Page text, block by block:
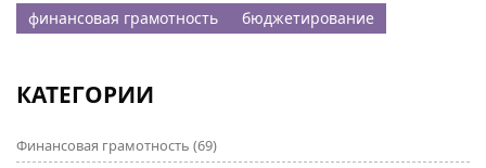
финансовая грамотность
бюджетирование
КАТЕГОРИИ
Финансовая грамотность (69)